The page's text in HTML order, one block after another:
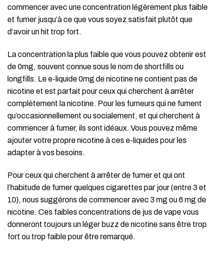
commencer avec une concentration légèrement plus faible
et fumer jusqu’à ce que vous soyez satisfait plutôt que
d’avoir un hit trop fort.
La concentration la plus faible que vous pouvez obtenir est
de 0mg, souvent connue sous le nom de shortfills ou
longfills. Le e-liquide 0mg de nicotine ne contient pas de
nicotine et est parfait pour ceux qui cherchent à arrêter
complètement la nicotine. Pour les fumeurs qui ne fument
qu’occasionnellement ou socialement, et qui cherchent à
commencer à fumer, ils sont idéaux. Vous pouvez même
ajouter votre propre nicotine à ces e-liquides pour les
adapter à vos besoins.
Pour ceux qui cherchent à arrêter de fumer et qui ont
l’habitude de fumer quelques cigarettes par jour (entre 3 et
10), nous suggérons de commencer avec 3 mg ou 6 mg de
nicotine. Ces faibles concentrations de jus de vape vous
donneront toujours un léger buzz de nicotine sans être trop
fort ou trop faible pour être remarqué.